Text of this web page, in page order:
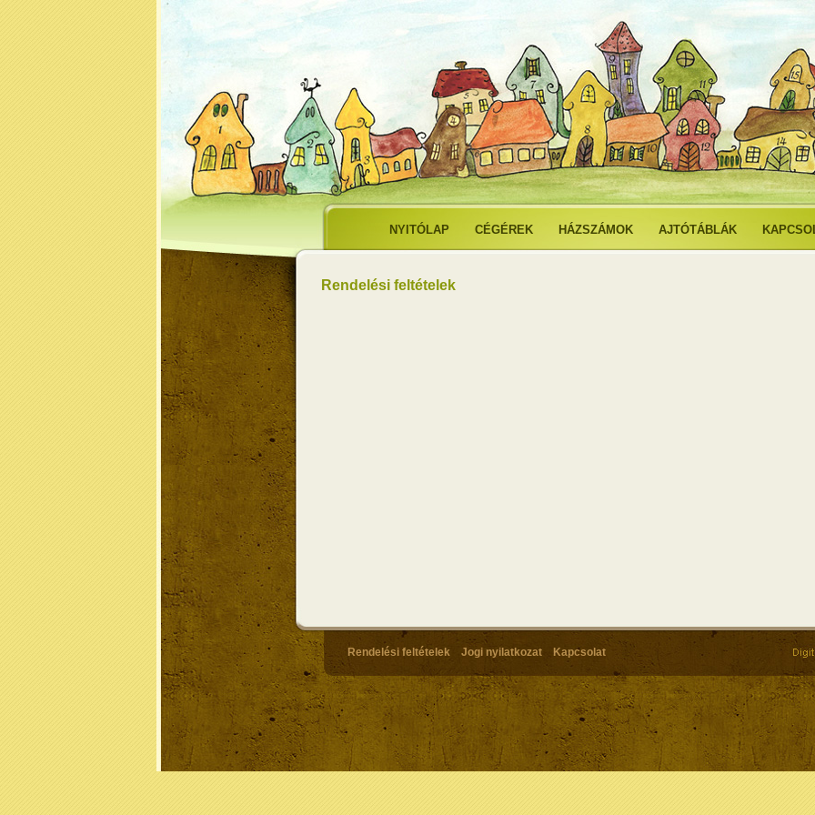
NYITÓLAP CÉGÉREK HÁZSZÁMOK AJTÓTÁBLÁK
Rendelési feltételek
Rendelési feltételek Jogi nyilatkozat Kapcsolat